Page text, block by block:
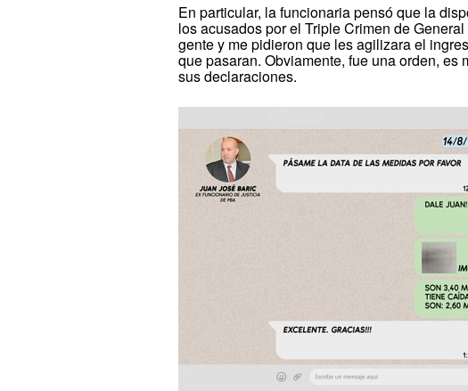
En particular, la funcionaria pensó que la
los acusados por el Triple Crimen de
gente y me pidieron que les agilizara el
que pasaran. Obviamente, fue una orden,
sus declaraciones.